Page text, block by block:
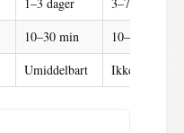
1–3 dager
3–7 dager
10–30 min
10–30 min
Umiddelbart Ikke